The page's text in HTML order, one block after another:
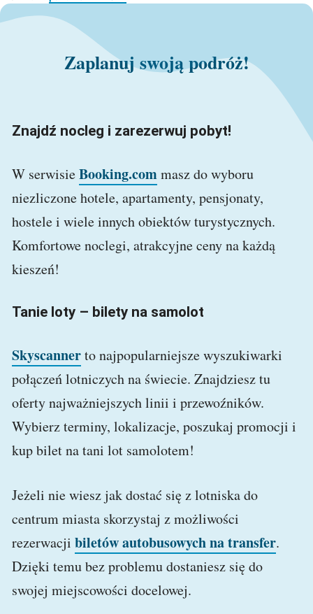
Zaplanuj swoją podróż!
Znajdź nocleg i zarezerwuj pobyt!
W serwisieBooking.commasz do wyboru
niezliczone hotele, apartamenty, pensjonaty,
hostele i wiele innych obiektów turystycznych.
Komfortowe noclegi, atrakcyjne ceny na każdą
kieszeń!
Tanie loty – bilety na samolot
Skyscannerto najpopularniejsze wyszukiwarki
połączeń lotniczych na świecie. Znajdziesz tu
oferty najważniejszych linii i przewoźników.
Wybierz terminy, lokalizacje, poszukaj promocji i
kup bilet na tani lot samolotem!
Jeżeli nie wiesz jak dostać się z lotniska do
centrum miasta skorzystaj z możliwości
rezerwacji biletów autobusowych na transfer.
Dzięki temu bez problemu dostaniesz się do
swojej miejscowości docelowej.